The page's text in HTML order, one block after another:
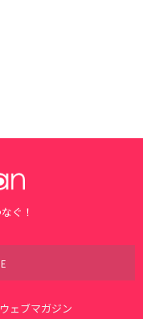
ぐ！
ェブマガジン